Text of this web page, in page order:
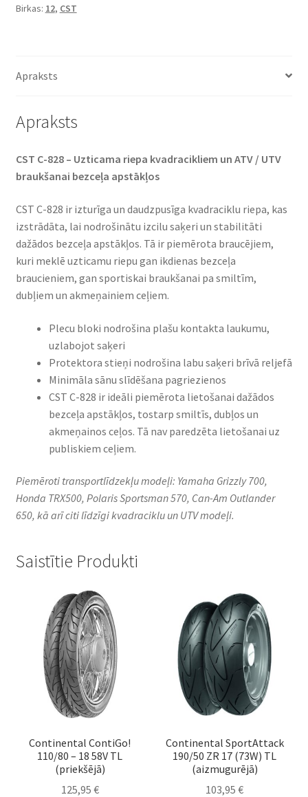
Birkas: 12, CST
Apraksts
Apraksts
CST C-828 – Uzticama riepa kvadracikliem un ATV / UTV
braukšanai bezceļa apstākļos​
CST C-828 ir izturīga un daudzpusīga kvadraciklu riepa, kas
izstrādāta, lai nodrošinātu izcilu saķeri un stabilitāti
dažādos bezceļa apstākļos. Tā ir piemērota braucējiem,
kuri meklē uzticamu riepu gan ikdienas bezceļa
braucieniem, gan sportiskai braukšanai pa smiltīm,
dubļiem un akmeņainiem ceļiem.​
Plecu bloki nodrošina plašu kontakta laukumu,
uzlabojot saķeri
Protektora stieņi nodrošina labu saķeri brīvā reljefā
Minimāla sānu slīdēšana pagriezienos
CST C-828 ir ideāli piemērota lietošanai dažādos
bezceļa apstākļos, tostarp smiltīs, dubļos un
akmeņainos ceļos. Tā nav paredzēta lietošanai uz
publiskiem ceļiem.​
Piemēroti transportlīdzekļu modeļi: Yamaha Grizzly 700,
Honda TRX500, Polaris Sportsman 570, Can-Am Outlander
650, kā arī citi līdzīgi kvadraciklu un UTV modeļi.​
Saistītie Produkti
Continental ContiGo!
110/80 – 18 58V TL
(priekšējā)
125,95 €
Continental SportAttack
190/50 ZR 17 (73W) TL
(aizmugurējā)
103,95€